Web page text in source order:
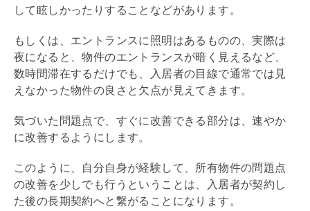
して眩しかったりすることなどがあります。
もしくは、エントランスに照明はあるものの、実際は
夜になると、物件のエントランスが暗く見えるなど、
数時間滞在するだけでも、入居者の目線で通常では見
えなかった物件の良さと欠点が見えてきます。
気づいた問題点で、すぐに改善できる部分は、速やか
に改善するようにします。
このように、自分自身が経験して、所有物件の問題点
の改善を少しでも行うということは、入居者が契約し
た後の長期契約へと繋がることになります。